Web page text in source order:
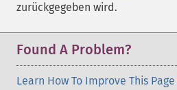
zurückgegeben wird.
Found A Problem?
Learn How To Improve This Page